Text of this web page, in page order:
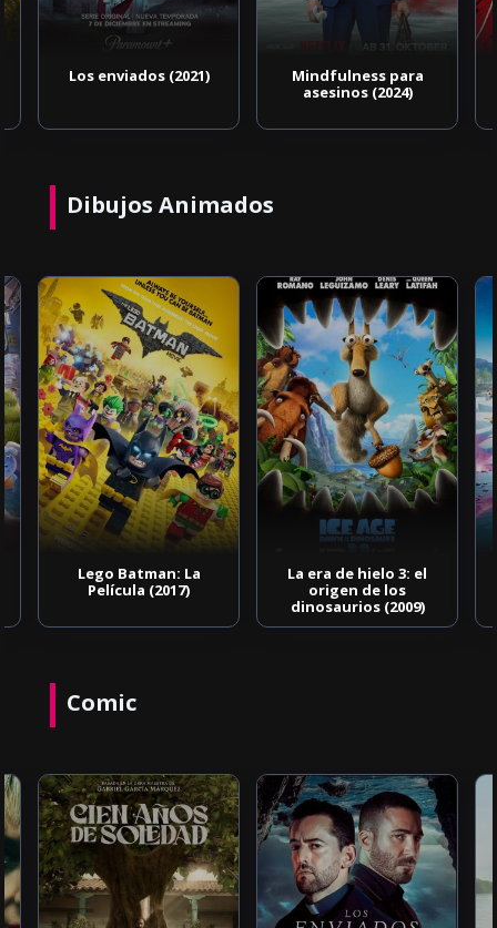
Los enviados (2021)
Mindfulness para
asesinos (2024)
Dibujos Animados
Lego Batman: La
Película (2017)
La era de hielo 3: el
origen de los
dinosaurios (2009)
Comic